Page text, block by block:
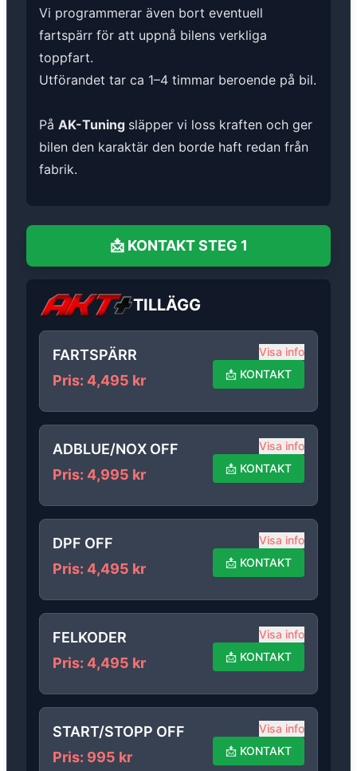
Vi programmerar även bort eventuell
fartspärr för att uppnå bilens verkliga
toppfart.
Utförandet tar ca 1–4 timmar beroende på bil.
På AK-Tuning släpper vi loss kraften och ger
bilen den karaktär den borde haft redan från
fabrik.
📩 KONTAKT STEG 1
TILLÄGG
FARTSPÄRR
Pris: 4,495 kr
Visa info
📩 KONTAKT
ADBLUE/NOX OFF
Pris: 4,995 kr
Visa info
📩 KONTAKT
DPF OFF
Pris: 4,495 kr
Visa info
📩 KONTAKT
FELKODER
Pris: 4,495 kr
Visa info
📩 KONTAKT
START/STOPP OFF
Pris: 995 kr
Visa info
📩 KONTAKT